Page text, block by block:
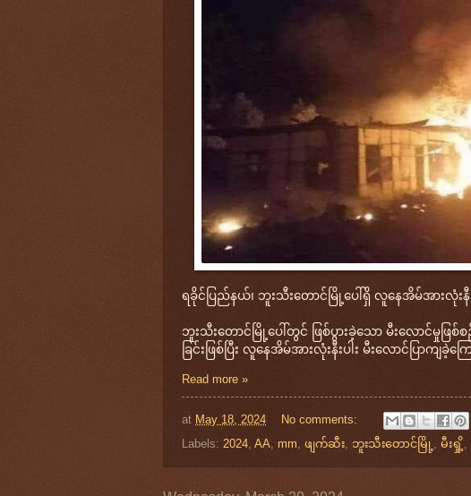
ရခိုင်ပြည်နယ်၊ ဘူးသီးတောင်မြို့ပေါ်ရှိ လူနေအိမ်အားလုံး
ဘူးသီးတောင်မြို့ပေါ်တွင် ဖြစ်ပွားခဲ့သော မီးလောင်မှုဖ
ခြင်းဖြစ်ပြီး လူနေအိမ်အားလုံးနီးပါး မီးလောင်ပြာကျ
Read more »
at May 18, 2024
No comments:
Labels: 2024, AA, mm, ဖျက်ဆီး, ဘူးသီးတောင်မြို့ , မီးရှို့,